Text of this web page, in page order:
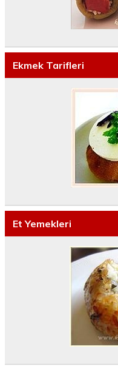
Ekmek Tarifleri
Et Yemekleri